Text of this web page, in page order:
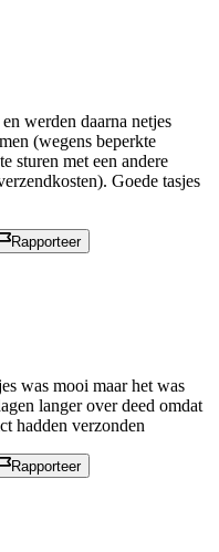
werden daarna netjes
(wegens beperkte
sturen met een andere
Goede tasjes
Rapporteer
was mooi maar het was
langer over deed omdat
hadden verzonden
Rapporteer